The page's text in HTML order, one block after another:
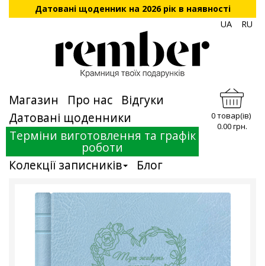
Датовані щоденник на 2026 рік в наявності
UA
RU
Магазин Про нас
Відгуки
Датовані щоденники
Терміни виготовлення та графік
роботи
Колекції записників
Блог
0 товар(ів)
0.00 грн.